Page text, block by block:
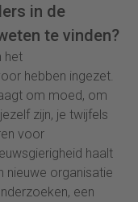
in de
te vinden?
het
hebben ingezet.
om moed, om
zijn, je twijfels
voor
haalt
nieuwe organisatie
een